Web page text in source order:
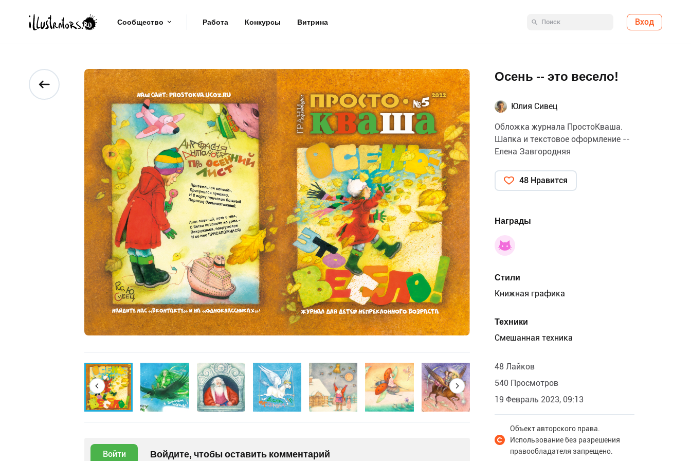
Сообщество Работа Конкурсы Витрина Вход
Войти Войдите, чтобы оставить комментарий
Осень -- это весело!
Юлия Сивец
Обложка журнала ПростоКваша.
Шапка и текстовое оформление --
Елена Завгородняя
48 Нравится
Награды
Стили
Книжная графика
Техники
Смешанная техника
48 Лайков
540 Просмотров
19 Февраль 2023, 09:13
Объект авторского права.
Использование без разрешения
правообладателя запрещено.